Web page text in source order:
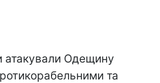
атакували Одещину
та